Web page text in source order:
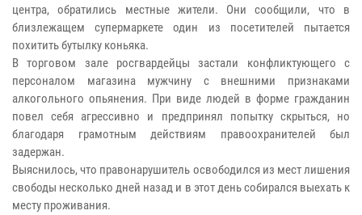
центра, обратились местные жители. Они сообщили, что в
близлежащем супермаркете один из посетителей пытается
похитить бутылку коньяка.
В торговом зале росгвардейцы застали конфликтующего с
персоналом магазина мужчину с внешними признаками
алкогольного опьянения. При виде людей в форме гражданин
повел себя агрессивно и предпринял попытку скрыться, но
благодаря грамотным действиям правоохранителей был
задержан.
Выяснилось, что правонарушитель освободился из мест лишения
свободы несколько дней назад и в этот день собирался выехать к
месту проживания.